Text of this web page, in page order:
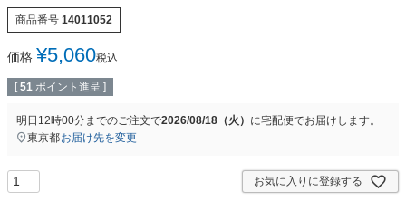
商品番号 14011052
価格 ¥5,060税込
[ 51 ポイント進呈 ]
明日 12時00分までのご注文で2026/08/18（火） に宅配便でお届けします。
東京都お届け先を変更
お気に入りに登録する